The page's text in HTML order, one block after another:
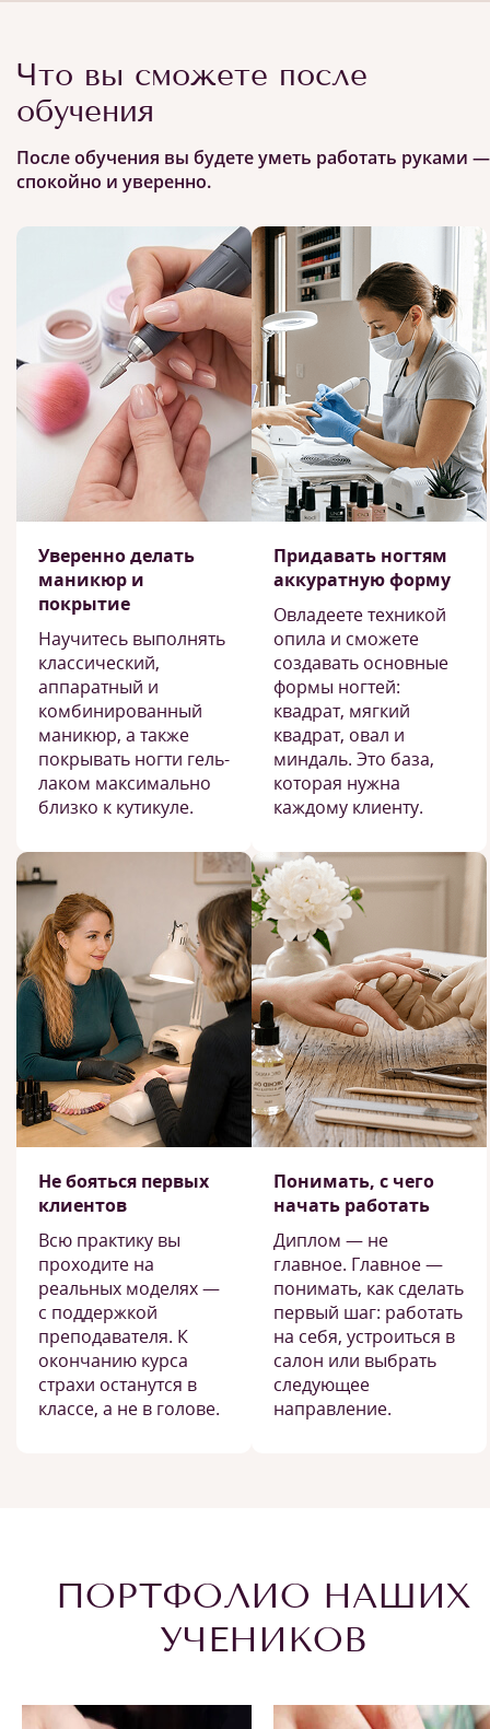
Что вы сможете после
обучения
После обучения вы будете уметь работать руками —
спокойно и уверенно.
Уверенно делать
маникюр и
покрытие
Научитесь выполнять
классический,
аппаратный и
комбинированный
маникюр, а также
покрывать ногти гель-
лаком максимально
близко к кутикуле.
Придавать ногтям
аккуратную форму
Овладеете техникой
опила и сможете
создавать основные
формы ногтей:
квадрат, мягкий
квадрат, овал и
миндаль. Это база,
которая нужна
каждому клиенту.
Не бояться первых
клиентов
Всю практику вы
проходите на
реальных моделях —
с поддержкой
преподавателя. К
окончанию курса
страхи останутся в
классе, а не в голове.
Понимать, с чего
начать работать
Диплом — не
главное. Главное —
понимать, как сделать
первый шаг: работать
на себя, устроиться в
салон или выбрать
следующее
направление.
ПОРТФОЛИО НАШИХ
УЧЕНИКОВ